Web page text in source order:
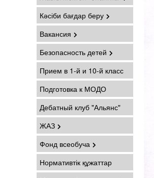
Кәсіби бағдар беру
Вакансия
Безопасность детей
Прием в 1-й и 10-й класс
Подготовка к МОДО
Дебатный клуб "Альянс"
ЖАЗ
Фонд всеобуча
Нормативтік құжаттар